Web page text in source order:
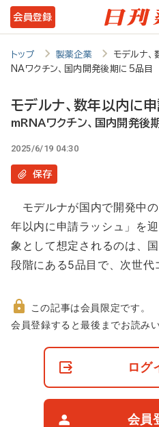
メ
イ
テ
ツ
に
動
会員登録
トップ 製薬企業
モデルナ
NAワクチン、国内開発後期に5品目
モデルナ、数年以内に
mRNAワクチン、国内開発後
2025/6/19 04:30
保存
モデルナが国内で開発中
年以内に申請ラッシュ」を
象として想定されるのは、
段階にある5品目で、次世
非
この記事は会員限定です。
会員登録すると最後までお読み
ログ
会員